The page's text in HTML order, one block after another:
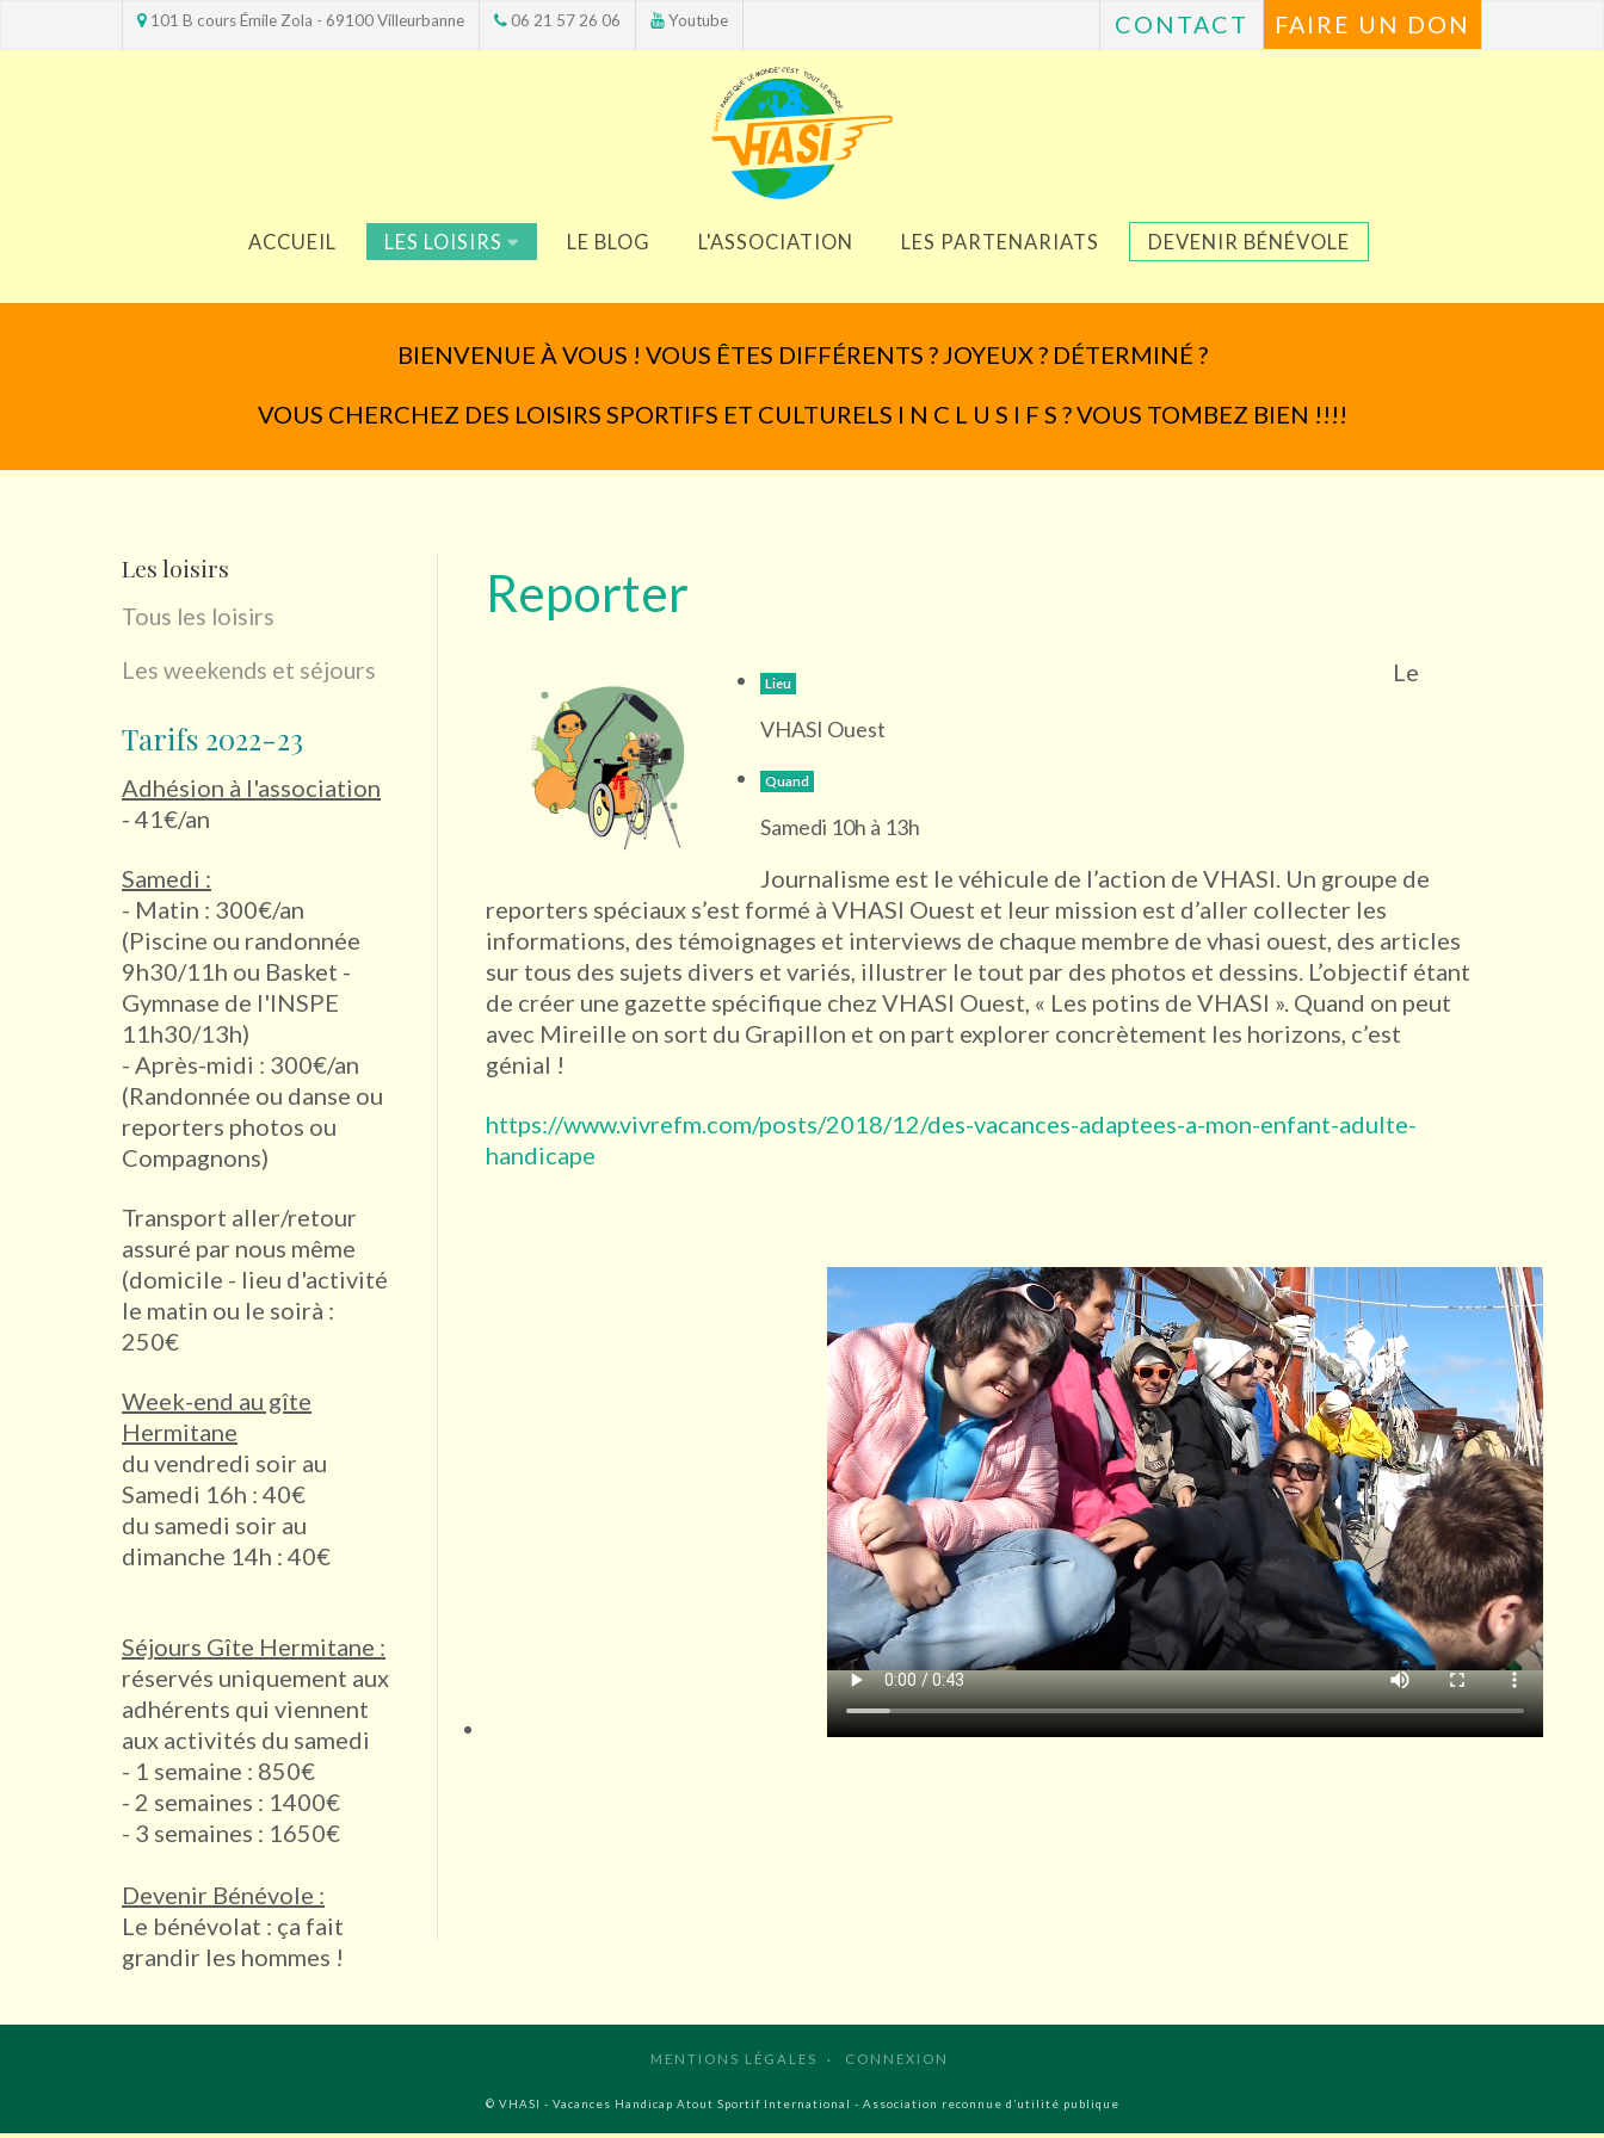
101 B cours Émile Zola - 69100 Villeurbanne 06 21 57 26 06 Youtube CONTACT FAIRE UN DON
ACCUEIL LES LOISIRS LE BLOG L'ASSOCIATION LES PARTENARIATS DEVENIR BÉNÉVOLE
BIENVENUE À VOUS ! VOUS ÊTES DIFFÉRENTS ? JOYEUX ? DÉTERMINÉ ?
VOUS CHERCHEZ DES LOISIRS SPORTIFS ET CULTURELS I N C L U S I F S ? VOUS TOMBEZ BIEN !!!!
Les loisirs
Tous les loisirs
Les weekends et séjours
Tarifs 2022-23
Adhésion à l'association
- 41€/an
Samedi :
- Matin : 300€/an
(Piscine ou randonnée
9h30/11h ou Basket -
Gymnase de l'INSPE
11h30/13h)
- Après-midi : 300€/an
(Randonnée ou danse ou
reporters photos ou
Compagnons)
Transport aller/retour
assuré par nous même
(domicile - lieu d'activité
le matin ou le soirà :
250€
Week-end au gîte
Hermitane
du vendredi soir au
Samedi 16h : 40€
du samedi soir au
dimanche 14h : 40€
Séjours Gîte Hermitane :
réservés uniquement aux
adhérents qui viennent
aux activités du samedi
- 1 semaine : 850€
- 2 semaines : 1400€
- 3 semaines : 1650€
Devenir Bénévole :
Le bénévolat : ça fait
grandir les hommes !
Reporter
Lieu
VHASI Ouest
Quand
Samedi 10h à 13h
Le
Journalisme est le véhicule de l’action de VHASI. Un groupe de
reporters spéciaux s’est formé à VHASI Ouest et leur mission est d’aller collecter les
informations, des témoignages et interviews de chaque membre de vhasi ouest, des articles
sur tous des sujets divers et variés, illustrer le tout par des photos et dessins. L’objectif étant
de créer une gazette spécifique chez VHASI Ouest, « Les potins de VHASI ». Quand on peut
avec Mireille on sort du Grapillon et on part explorer concrètement les horizons, c’est
génial !
https://www.vivrefm.com/posts/2018/12/des-vacances-adaptees-a-mon-enfant-adulte-
handicape
MENTIONS LÉGALES CONNEXION
© VHASI - Vacances Handicap Atout Sportif International - Association reconnue d’utilité publique